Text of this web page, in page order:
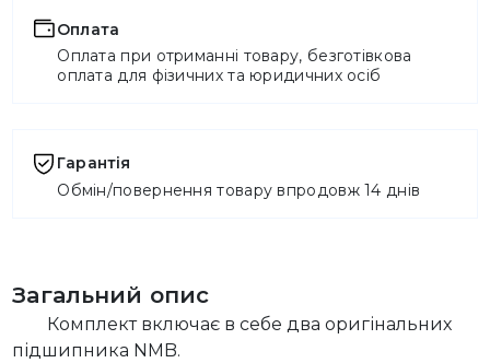
Оплата
Оплата при отриманні товару, безготівкова
оплата для фізичних та юридичних осіб
Гарантія
Обмін/повернення товару впродовж 14 днів
Загальний опис
Комплект включає в себе два оригінальних
підшипника NMB.